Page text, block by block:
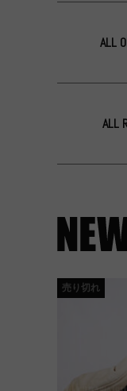
ALL
ALL
売り切れ